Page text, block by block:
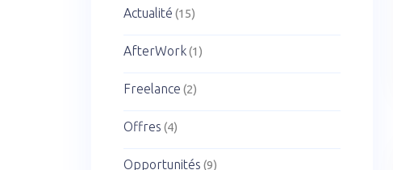
Actualité (15)
AfterWork(1)
Freelance (2)
Offres (4)
Opportunités (9)